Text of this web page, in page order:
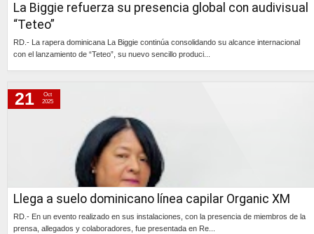
La Biggie refuerza su presencia global con audivisual
“Teteo”
RD.- La rapera dominicana La Biggie continúa consolidando su alcance internacional
con el lanzamiento de “Teteo”, su nuevo sencillo produci...
Llega a suelo dominicano línea capilar Organic XM
RD.- En un evento realizado en sus instalaciones, con la presencia de miembros de la
prensa, allegados y colaboradores, fue presentada en Re...
21
Oct
2025
sábado, 2 de septiembre de 2017